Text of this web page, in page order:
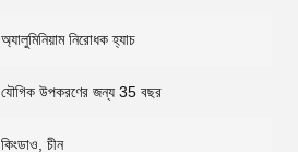
অ্যালুমিনিয়াম নিরোধক হ্যাচ
যৌগিক উপকরণের জন্য 35 বছর
কিংডাও, চীন